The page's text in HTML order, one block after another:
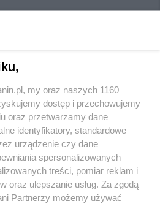
regulamin korzystania z portali
Skontaktuj sięz nami
my oraz naszych 1160
dostęp i przechowujemy
oraz przetwarzamy dane
identyfikatory, standardowe
urządzenie czy dane
spersonalizowanych
treści, pomiar reklam i
oraz ulepszanie usług. Za zgodą
Partnerzy możemy używać